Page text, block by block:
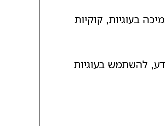
בעוגיות, קוקיות
להשתמש בעוגיות